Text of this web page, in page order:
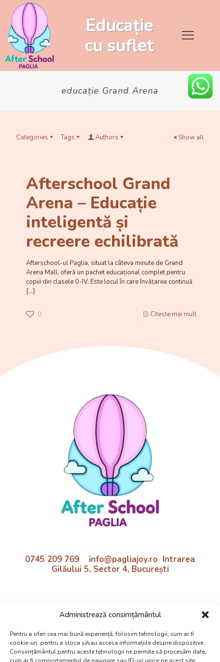
Administrează consimțământul
Pentru a oferi cea mai bună experiență, folosim tehnologii, cum ar fi
cookie-uri, pentru a stoca și/sau accesa informațiile despre dispozitive.
Consimțământul pentru aceste tehnologii ne permite să procesăm date,
Educație
cu suflet
educație Grand Arena
Categories Tags Authors Show all
Afterschool Grand
Arena – Educație
inteligentă și
recreere echilibrată
Afterschool-ul Paglia, situat la câteva minute de Grand
Arena Mall, oferă un pachet educațional complet pentru
copiii din clasele 0-IV. Este locul în care învățarea continuă
[…]
0 Citeste mai mult
0745 209 769 info@pagliajoy.ro Intrarea
Gilăului 5, Sector 4, București
Luni - Vineri | 11:30 - 18:30
Politica cookie si confidentialtate